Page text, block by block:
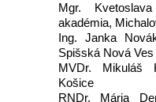
Mgr.
akadémia,
Ing. Janka
Spišská Nová Ves
MVDr. Mikuláš
Košice
RNDr. Mária